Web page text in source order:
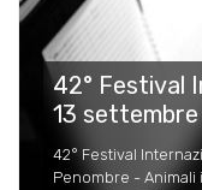
42° Festival
13 settembre
42° Festival
Penombre -